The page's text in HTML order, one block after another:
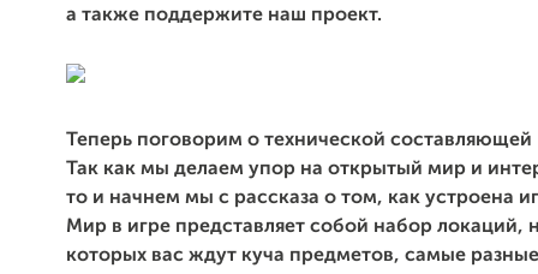
а также поддержите наш проект.
Теперь поговорим о технической
Так как мы делаем упор на открытый мир и
то и начнем мы с рассказа о том, как устроена
Мир в игре представляет собой набор локаций,
которых вас ждут куча предметов, самые